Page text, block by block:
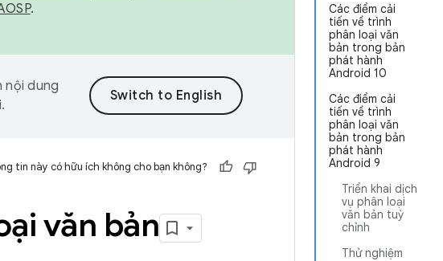
Các điểm cải
tiến về trình
phân loại văn
bản trong bản
phát hành
Android 10
Các điểm cải
tiến về trình
phân loại văn
bản trong bản
phát hành
Android 9
Triển khai dịch
vụ phân loại
văn bản tuỳ
chỉnh
Thử nghiệm
.
nội dung
tin này có hữu ích không cho bạn không?
văn bản